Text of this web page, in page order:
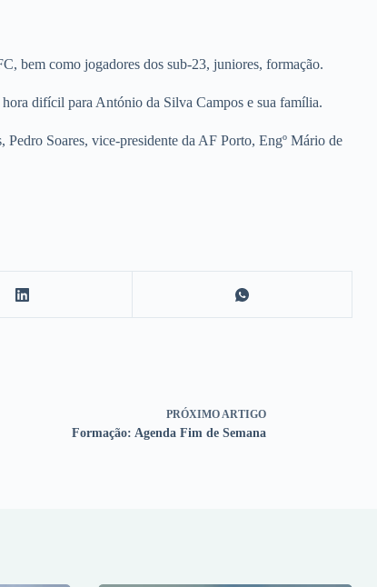
bem como jogadores dos sub-23, juniores, formação.
difícil para António da Silva Campos e sua família.
Pedro Soares, vice-presidente da AF Porto, Engº Mário de
PRÓXIMO ARTIGO
Formação: Agenda Fim de Semana